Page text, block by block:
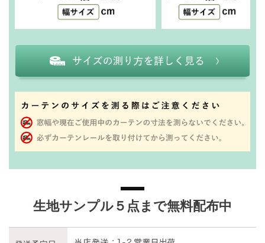
生地サンプル５点まで無料配布中